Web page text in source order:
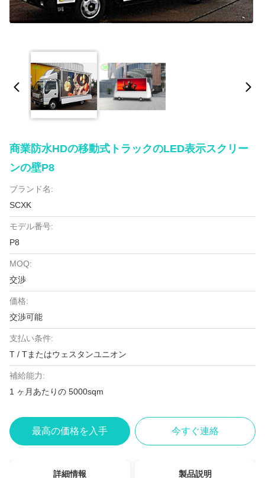
商業防水HDの移動式トラックのLED表示スクリー
ンの壁P8
ブランド名:
SCXK
モデル番号:
P8
MOQ:
交渉
価格:
交渉可能
支払い条件:
T / Tまたはウェスタンユニオン
補給能力:
1 ヶ月あたりの 5000sqm
最高の価格を入手 今すぐ連絡
詳細情報 製品説明